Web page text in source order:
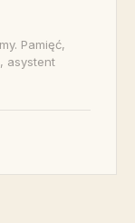
Pamięć,
asystent